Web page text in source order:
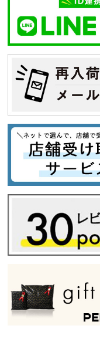
キーワードから探す
価格から探す
カテゴリ
S
XL
29inc
カラー